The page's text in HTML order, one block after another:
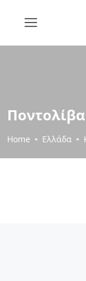
Home Ελλάδα